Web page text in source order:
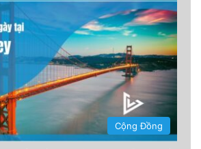
Cộng Đồng